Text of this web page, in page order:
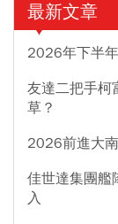
最新文章
2026年下半
友達二把手柯
草？
2026前進大
佳世達集團艦
入